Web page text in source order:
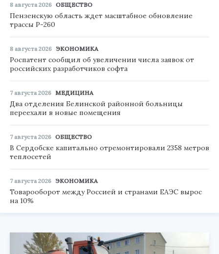
8 августа 2026 ОБЩЕСТВО
Пензенскую область ждет масштабное обновление
трассы Р-260
8 августа 2026 ЭКОНОМИКА
Роспатент сообщил об увеличении числа заявок от
российских разработчиков софта
7 августа 2026 МЕДИЦИНА
Два отделения Белинской районной больницы
переехали в новые помещения
7 августа 2026 ОБЩЕСТВО
В Сердобске капитально отремонтировали 2358 метров
теплосетей
7 августа 2026 ЭКОНОМИКА
Товарооборот между Россией и странами ЕАЭС вырос
на 10%